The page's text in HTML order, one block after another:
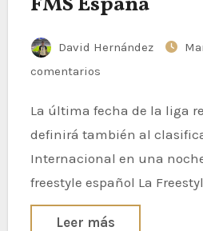
David Hernández
comentarios
La última fecha de la liga reunirá 11 batallas y
definirá también al
Internacional en una
freestyle español La
Leer más